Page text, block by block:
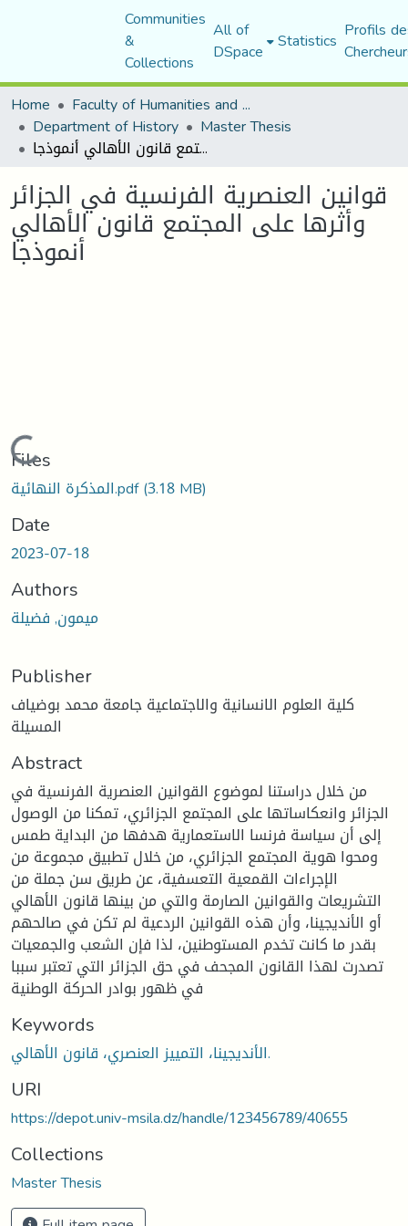
Communities
&
Collections
All of
DSpace Statistics Profils
Home
Faculty of Humanities and Social Sciences
Department of History Master Thesis
قوانين العنصرية الفرنسية في الجزائر وأثرها على المجتمع قانون الأهالي أنموذجا
قوانين العنصرية الفرنسية في الجزائر
وأثرها على المجتمع قانون الأهالي
أنموذجا
Loading...
Files
المذكرة النهائية.pdf(3.18 MB)
Date
2023-07-18
Authors
ميمون, فضيلة
Publisher
كلية العلوم الانسانية والاجتماعية جامعة محمد بوضياف
المسيلة
Abstract
من خلال دراستنا لموضوع القوانين العنصرية الفرنسية في
الجزائر وانعكاساتها على المجتمع الجزائري، تمكنا من الوصول
إلى أن سياسة فرنسا الاستعمارية هدفها من البداية طمس
ومحوا هوية المجتمع الجزائري، من خلال تطبيق مجموعة من
الإجراءات القمعية التعسفية، عن طريق سن جملة من
التشريعات والقوانين الصارمة والتي من بينها قانون الأهالي
أو الأنديجينا، وأن هذه القوانين الردعية لم تكن في صالحهم
بقدر ما كانت تخدم المستوطنين، لذا فإن الشعب والجمعيات
تصدرت لهذا القانون المجحف في حق الجزائر التي تعتبر سببا
في ظهور بوادر الحركة الوطنية
Keywords
الأنديجينا، التمييز العنصري، قانون الأهالي.
URI
https://depot.univ-msila.dz/handle/123456789/40655
Collections
Master Thesis